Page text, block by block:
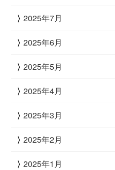
2025年7月
2025年6月
2025年5月
2025年4月
2025年3月
2025年2月
2025年1月